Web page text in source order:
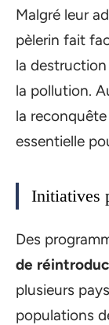
Malgré leur
pèlerin fait
la destruction
la pollution.
la
essentielle
Initiatives
Des
de
plusieurs
populations